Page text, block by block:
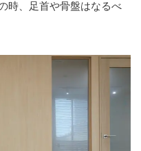
時、足首や骨盤はなるべ